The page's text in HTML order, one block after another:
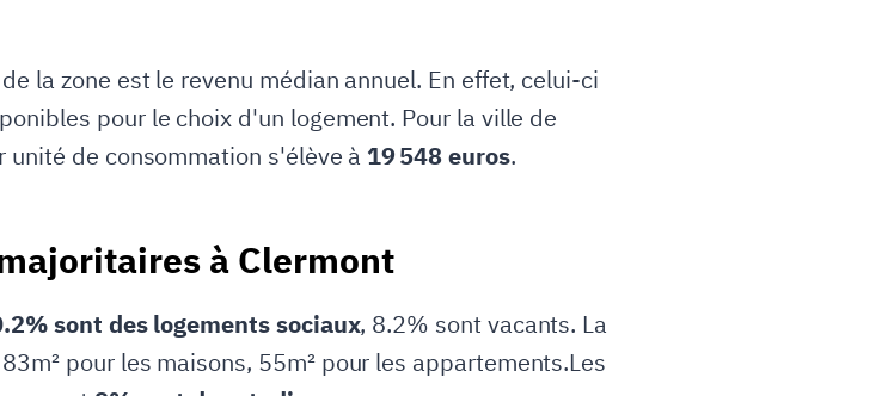
la zone est le revenu médian annuel. En effet, celui-ci
pour le choix d'un logement. Pour la ville de
unité de consommation s'élève à 19 548 euros.
à Clermont
sont des logements sociaux, 8.2% sont vacants. La
pour les maisons, 55m² pour les appartements.Les